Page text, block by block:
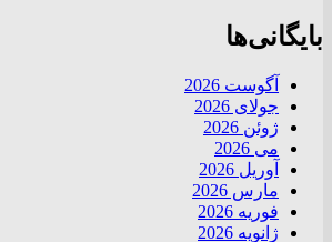
بایگانی‌ها
آگوست 2026
جولای 2026
ژوئن 2026
می 2026
آوریل 2026
مارس 2026
فوریه 2026
ژانویه 2026